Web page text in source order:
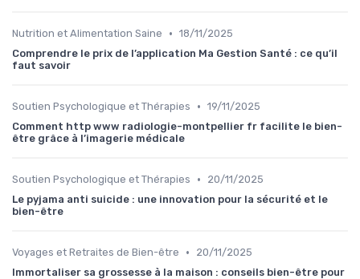
Nutrition et Alimentation Saine • 18/11/2025
Comprendre le prix de l’application Ma Gestion Santé : ce qu’il
faut savoir
Soutien Psychologique et Thérapies • 19/11/2025
Comment http www radiologie-montpellier fr facilite le bien-
être grâce à l’imagerie médicale
Soutien Psychologique et Thérapies •
20/11/2025
Le pyjama anti suicide : une innovation pour la sécurité et le
bien-être
Voyages et Retraites de Bien-être •
20/11/2025
Immortaliser sa grossesse à la maison : conseils bien-être pour